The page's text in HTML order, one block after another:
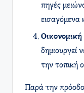
πηγές
εισαγόμενα
δημιουργεί
την τοπική
Παρά την πρόοδο